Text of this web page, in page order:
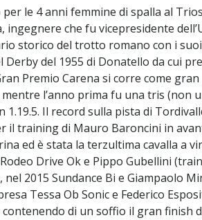
le 4 anni femmine di spalla al
che fu vicepresidente
storico del trotto romano con i
del 1955 di Donatello da cui
Premio Carena si corre come
l’anno prima fu una tris (non
Il record sulla pista di
il training di Mauro Baroncini in
ed è stata la terzultima cavalla a
Drive Ok e Pippo Gubellini
2015 Sundance Bi e Giampaolo
Tessa Ob Sonic e Federico
di un soffio il gran finish